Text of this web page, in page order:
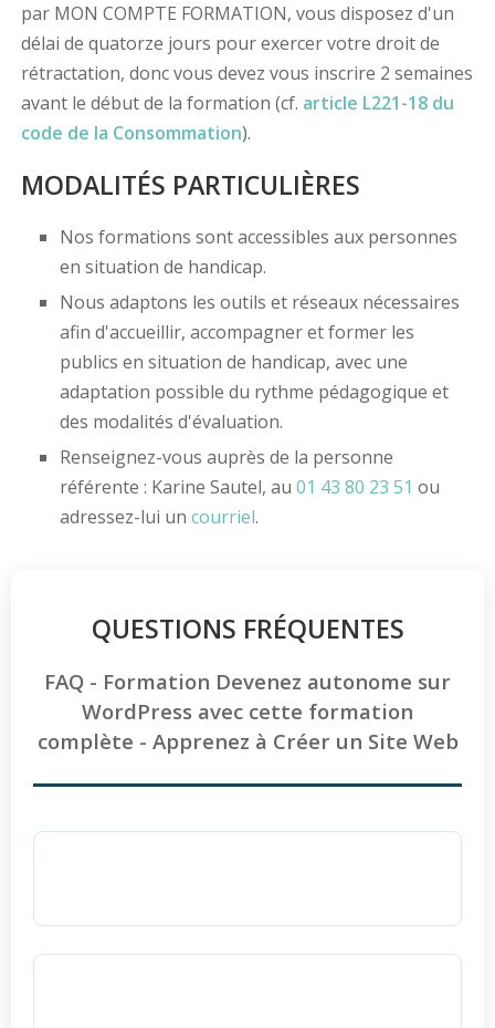
par MON COMPTE FORMATION, vous disposez d'un
délai de quatorze jours pour exercer votre droit de
rétractation, donc vous devez vous inscrire 2 semaines
avant le début de la formation (cf. article L221-18 du
code de la Consommation).
MODALITÉS PARTICULIÈRES
Nos formations sont accessibles aux personnes
en situation de handicap.
Nous adaptons les outils et réseaux nécessaires
afin d'accueillir, accompagner et former les
publics en situation de handicap, avec une
adaptation possible du rythme pédagogique et
des modalités d'évaluation.
Renseignez-vous auprès de la personne
référente : Karine Sautel, au 01 43 80 23 51 ou
adressez-lui un courriel.
QUESTIONS FRÉQUENTES
FAQ - Formation Devenez autonome sur
WordPress avec cette formation
complète - Apprenez à Créer un Site Web